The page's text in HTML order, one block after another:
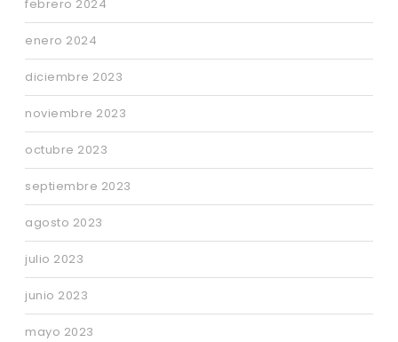
febrero 2024
enero 2024
diciembre 2023
noviembre 2023
octubre 2023
septiembre 2023
agosto 2023
julio 2023
junio 2023
mayo 2023